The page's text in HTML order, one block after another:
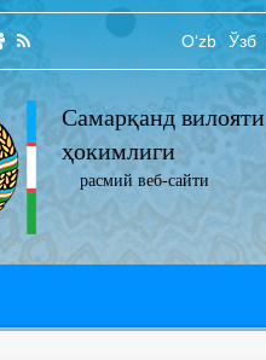
O‘zb Ўзб
Самарқанд вилояти
ҳокимлиги
расмий веб-сайти